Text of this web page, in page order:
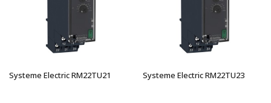
Systeme Electric RM22TU21 Systeme Electric RM22TU23